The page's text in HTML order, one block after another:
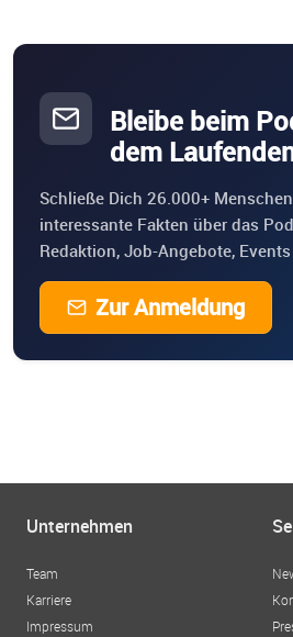
Bleibe beim
dem
Schließe Dich 26.000+
interessante Fakten über das
Redaktion, Job-Angebote,
Zur Anmeldung
Unternehmen
Team
Karriere
Impressum